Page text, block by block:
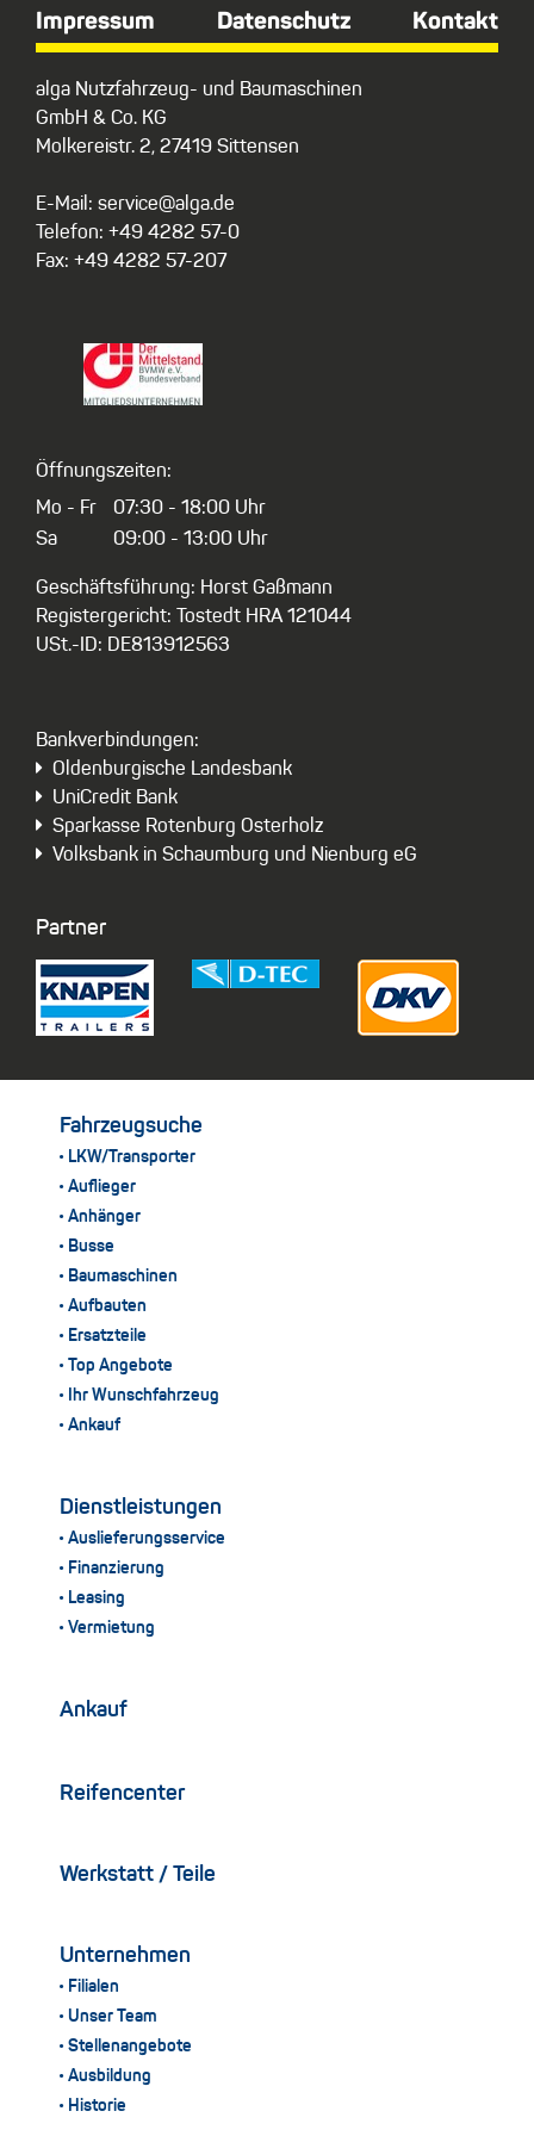
Impressum Datenschutz Kontakt
alga Nutzfahrzeug- und Baumaschinen
GmbH & Co. KG
Molkereistr. 2, 27419 Sittensen
E-Mail: service@alga.de
Telefon: +49 4282 57-0
Fax: +49 4282 57-207
Öffnungszeiten:
Mo - Fr
Sa
07:30 - 18:00 Uhr
09:00 - 13:00 Uhr
Geschäftsführung: Horst Gaßmann
Registergericht: Tostedt HRA 121044
USt.-ID: DE813912563
Bankverbindungen:
Oldenburgische Landesbank
UniCredit Bank
Sparkasse Rotenburg Osterholz
Volksbank in Schaumburg und Nienburg eG
Partner
Fahrzeugsuche
LKW/Transporter
Auflieger
Anhänger
Busse
Baumaschinen
Aufbauten
Ersatzteile
Top Angebote
Ihr Wunschfahrzeug
Ankauf
Dienstleistungen
Auslieferungsservice
Finanzierung
Leasing
Vermietung
Ankauf
Reifencenter
Werkstatt / Teile
Unternehmen
Filialen
Unser Team
Stellenangebote
Ausbildung
Historie